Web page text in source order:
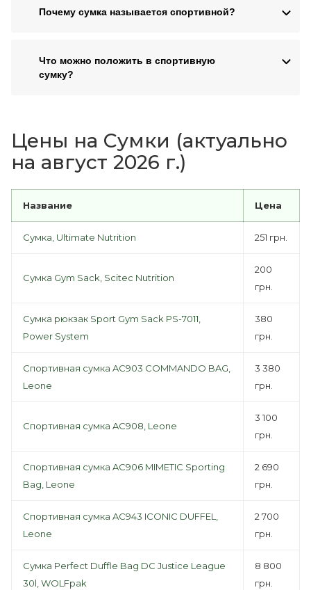
Почему сумка называется спортивной?
Что можно положить в спортивную
сумку?
Цены на Сумки (актуально
на август 2026 г.)
Название Цена
Сумка, Ultimate Nutrition 251 грн.
Сумка Gym Sack, Scitec Nutrition
200
грн.
Сумка рюкзак Sport Gym Sack PS-7011,
Power System
380
грн.
Спортивная сумка AC903 COMMANDO BAG,
Leone
3 380
грн.
Спортивная сумка AC908, Leone
3 100
грн.
Спортивная сумка AC906 MIMETIC Sporting
Bag, Leone
2 690
грн.
Спортивная сумка AC943 ICONIC DUFFEL,
Leone
2 700
грн.
Сумка Perfect Duffle Bag DC Justice League
30l, WOLFpak
8 800
грн.